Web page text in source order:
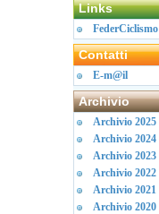
Links
FederCiclismo
Contatti
E-m@il
Archivio
Archivio 2025
Archivio 2024
Archivio 2023
Archivio 2022
Archivio 2021
Archivio 2020